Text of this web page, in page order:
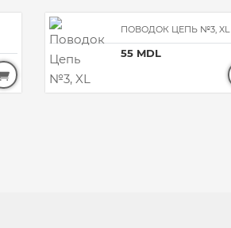
ПОВОДОК ЦЕПЬ №3, XL
55 MDL